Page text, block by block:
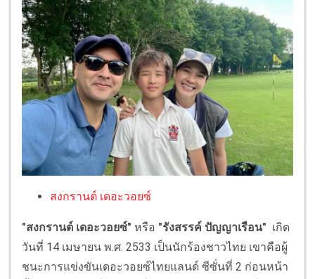
สงกรานต์ เดอะวอยซ์
"สงกรานต์ เดอะวอยซ์" หรือ "รังสรรค์ ปัญญาเรือน" เกิด
วันที่ 14 เมษายน พ.ศ. 2533 เป็นนักร้องชาวไทย เขาคือผู้
ชนะการแข่งขันเดอะวอยซ์ไทยแลนด์ ซีซั่นที่ 2 ก่อนหน้า